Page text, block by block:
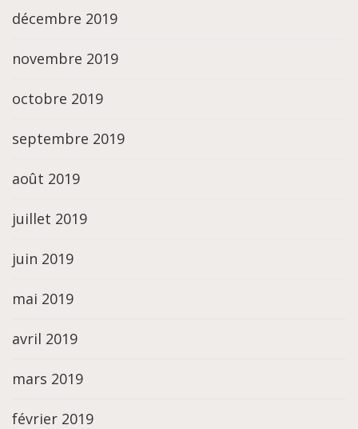
décembre 2019
novembre 2019
octobre 2019
septembre 2019
août 2019
juillet 2019
juin 2019
mai 2019
avril 2019
mars 2019
février 2019